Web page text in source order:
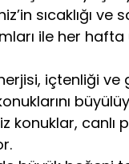
sıcaklığı ve
ile her
içtenliği
konuklar, canlı